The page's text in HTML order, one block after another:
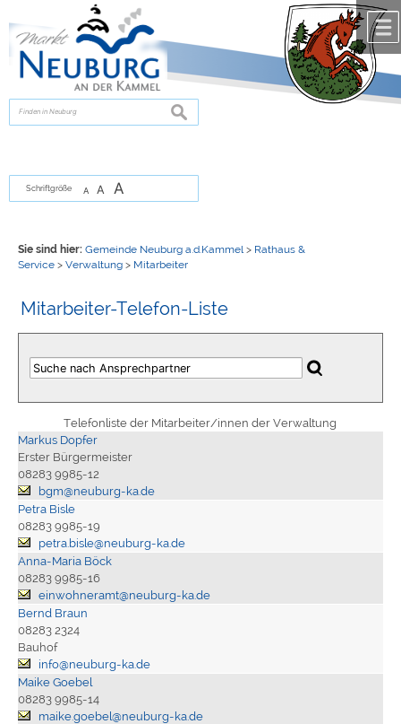
zur Navigationoder
springen.
suchen
Schriftgröße A A A
Sie sind hier: Gemeinde Neuburg a.d.Kammel > Rathaus &
Service> Verwaltung> Mitarbeiter
Mitarbeiter-Telefon-Liste
Telefonliste der Mitarbeiter/innen der Verwaltung
Markus Dopfer
Erster Bürgermeister
08283 9985-12
bgm@neuburg-ka.de
Petra Bisle
08283 9985-19
petra.bisle@neuburg-ka.de
Anna-Maria Böck
08283 9985-16
einwohneramt@neuburg-ka.de
Bernd Braun
08283 2324
Bauhof
info@neuburg-ka.de
Maike Goebel
08283 9985-14
maike.goebel@neuburg-ka.de